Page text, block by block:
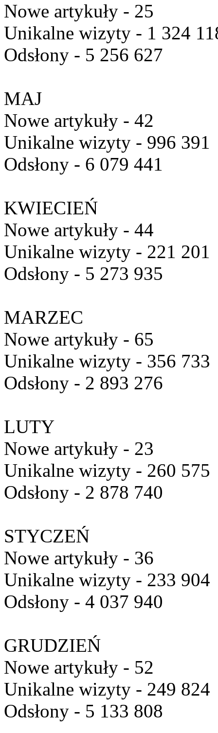
Nowe artykuły - 25
Unikalne wizyty - 1 324
Odsłony - 5 256 627
MAJ
Nowe artykuły - 42
Unikalne wizyty - 996 391
Odsłony - 6 079 441
KWIECIEŃ
Nowe artykuły - 44
Unikalne wizyty - 221 201
Odsłony - 5 273 935
MARZEC
Nowe artykuły - 65
Unikalne wizyty - 356 733
Odsłony - 2 893 276
LUTY
Nowe artykuły - 23
Unikalne wizyty - 260 575
Odsłony - 2 878 740
STYCZEŃ
Nowe artykuły - 36
Unikalne wizyty - 233 904
Odsłony - 4 037 940
GRUDZIEŃ
Nowe artykuły - 52
Unikalne wizyty - 249 824
Odsłony - 5 133 808